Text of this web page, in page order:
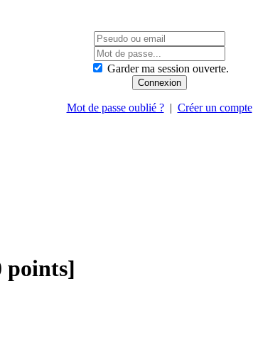
Garder ma session ouverte.
Mot de passe oublié ?| Créer un compte
points]